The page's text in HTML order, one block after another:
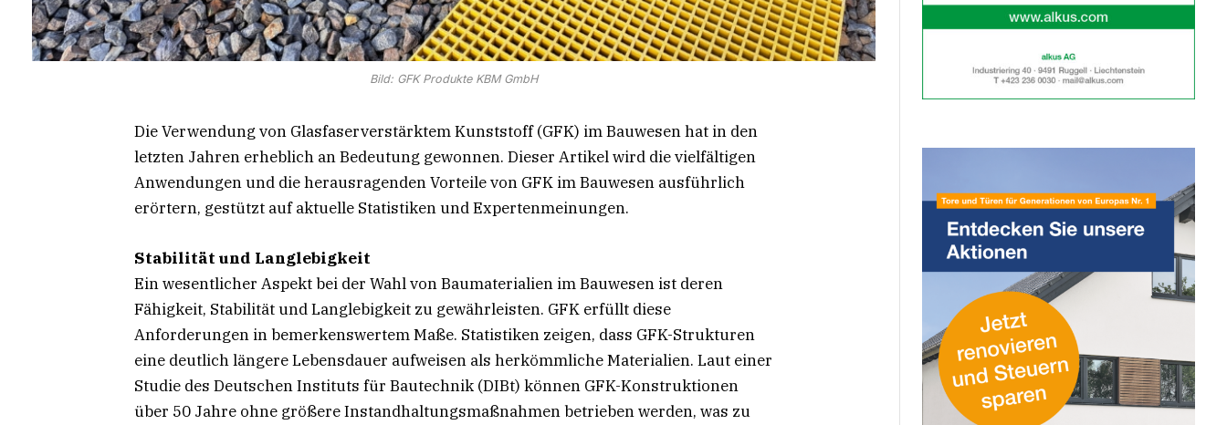
Bild: GFK Produkte KBM GmbH
Die Verwendung von Glasfaserverstärktem Kunststoff (GFK) im Bauwesen hat in den
letzten Jahren erheblich an Bedeutung gewonnen. Dieser Artikel wird die vielfältigen
Anwendungen und die herausragenden Vorteile von GFK im Bauwesen ausführlich
erörtern, gestützt auf aktuelle Statistiken und Expertenmeinungen.
Stabilität und Langlebigkeit
Ein wesentlicher Aspekt bei der Wahl von Baumaterialien im Bauwesen ist deren
Fähigkeit, Stabilität und Langlebigkeit zu gewährleisten. GFK erfüllt diese
Anforderungen in bemerkenswertem Maße. Statistiken zeigen, dass GFK-Strukturen
eine deutlich längere Lebensdauer aufweisen als herkömmliche Materialien. Laut einer
Studie des Deutschen Instituts für Bautechnik (DIBt) können GFK-Konstruktionen
über 50 Jahre ohne größere Instandhaltungsmaßnahmen betrieben werden, was zu